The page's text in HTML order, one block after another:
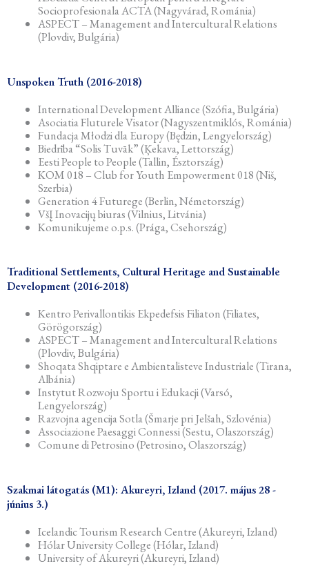
Socioprofesionala ACTA (Nagyvárad, Románia)
ASPECT – Management and Intercultural Relations
(Plovdiv, Bulgária)
Unspoken Truth (2016-2018)
International Development Alliance (Szófia, Bulgária)
Asociatia Fluturele Visator (Nagyszentmiklós, Románia)
Fundacja Młodzi dla Europy (Będzin, Lengyelország)
Biedrība “Solis Tuvāk” (Ķekava, Lettország)
Eesti People to People (Tallin, Észtország)
KOM 018 – Club for Youth Empowerment 018 (Niš,
Szerbia)
Generation 4 Futurege (Berlin, Németország)
VšĮ Inovacijų biuras (Vilnius, Litvánia)
Komunikujeme o.p.s. (Prága, Csehország)
Traditional Settlements, Cultural Heritage and Sustainable
Development (2016-2018)
Kentro Perivallontikis Ekpedefsis Filiaton (Filiates,
Görögország)
ASPECT – Management and Intercultural Relations
(Plovdiv, Bulgária)
Shoqata Shqiptare e Ambientalisteve Industriale (Tirana,
Albánia)
Instytut Rozwoju Sportu i Edukacji (Varsó,
Lengyelország)
Razvojna agencija Sotla (Šmarje pri Jelšah, Szlovénia)
Associazione Paesaggi Connessi (Sestu, Olaszország)
Comune di Petrosino (Petrosino, Olaszország)
Szakmai látogatás (M1): Akureyri, Izland (2017. május 28 -
június 3.)
Icelandic Tourism Research Centre (Akureyri, Izland)
Hólar University College (Hólar, Izland)
University of Akureyri (Akureyri, Izland)